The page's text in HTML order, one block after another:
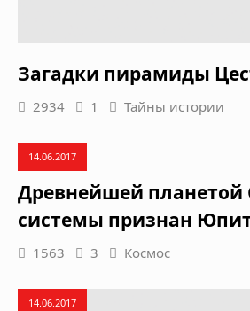
Загадки пирамиды
2934 1 Тайны истории
14.06.2017
Древнейшей планетой
системы признан
1563 3 Космос
14.06.2017